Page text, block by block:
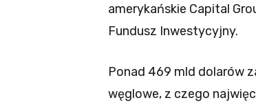
amerykańskie Capital
Fundusz Inwestycyjny.
Ponad 469 mld dolarów
węglowe, z czego